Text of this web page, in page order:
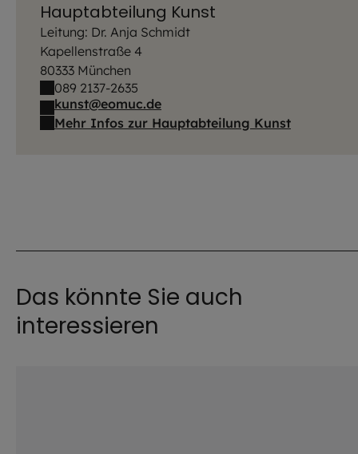
Hauptabteilung Kunst
Leitung: Dr. Anja Schmidt
Kapellenstraße 4
80333 München
089 2137-2635
kunst@eomuc.de
Mehr Infos zur Hauptabteilung Kunst
Das könnte Sie auch
interessieren